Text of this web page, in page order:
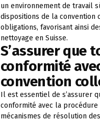
un environnement de travail
dispositions de la
obligations, favorisant ainsi
nettoyage en Suisse.
S’assurer que
conformité
convention
Il est essentiel de s’assurer
conformité avec la
mécanismes de résolution